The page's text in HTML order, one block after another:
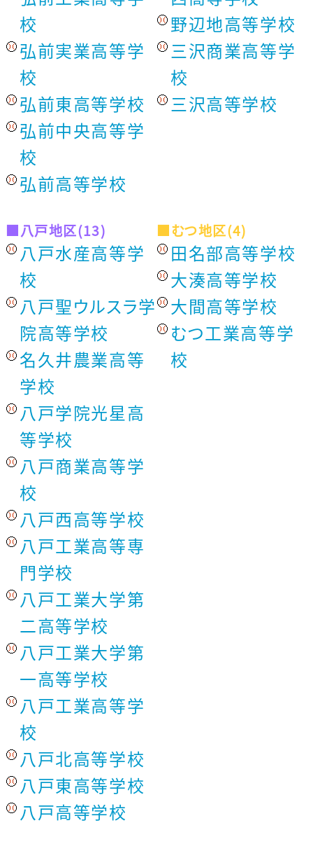
校
弘前実業高等学
校
弘前東高等学校
弘前中央高等学
校
弘前高等学校
野辺地高等学校
三沢商業高等学
校
三沢高等学校
■八戸地区(13)
八戸水産高等学
校
八戸聖ウルスラ学
院高等学校
名久井農業高等
学校
八戸学院光星高
等学校
八戸商業高等学
校
八戸西高等学校
八戸工業高等専
門学校
八戸工業大学第
二高等学校
八戸工業大学第
一高等学校
八戸工業高等学
校
八戸北高等学校
八戸東高等学校
八戸高等学校
■むつ地区(4)
田名部高等学校
大湊高等学校
大間高等学校
むつ工業高等学
校